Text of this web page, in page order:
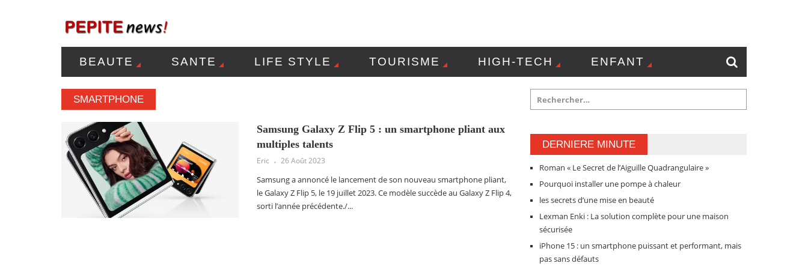
BEAUTE SANTE LIFE STYLE TOURISME HIGH-TECH ENFANT
MENTIONS LÉGALES CONTACT
SMARTPHONE
Samsung Galaxy Z Flip 5 : un smartphone pliant aux
multiples talents
Eric 26 Août 2023
Samsung a annoncé le lancement de son nouveau smartphone pliant,
le Galaxy Z Flip 5, le 19 juillet 2023. Ce modèle succède au Galaxy Z Flip 4,
sorti l’année précédente./...
DERNIERE MINUTE
Roman « Le Secret de l’Aiguille Quadrangulaire »
Pourquoi installer une pompe à chaleur
les secrets d’une mise en beauté
Lexman Enki : La solution complète pour une maison
sécurisée
iPhone 15 : un smartphone puissant et performant, mais
pas sans défauts